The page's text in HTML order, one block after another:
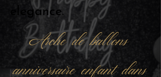
elegance.
Arche de ballons
anniversaire enfant dans